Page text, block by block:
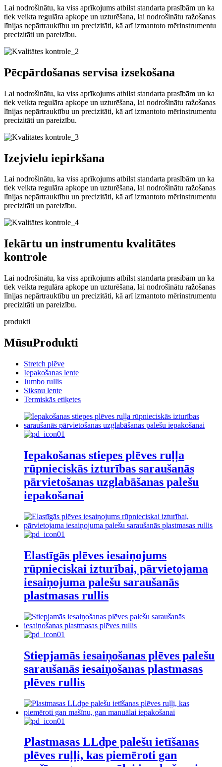
Lai nodrošinātu, ka viss aprīkojums atbilst standarta prasībām un ka
tiek veikta regulāra apkope un uzturēšana, lai nodrošinātu ražošanas
līnijas nepārtrauktību un precizitāti, kā arī izmantoto mērinstrumentu
precizitāti un pareizību.
Pēcpārdošanas servisa izsekošana
Lai nodrošinātu, ka viss aprīkojums atbilst standarta prasībām un ka
tiek veikta regulāra apkope un uzturēšana, lai nodrošinātu ražošanas
līnijas nepārtrauktību un precizitāti, kā arī izmantoto mērinstrumentu
precizitāti un pareizību.
Izejvielu iepirkšana
Lai nodrošinātu, ka viss aprīkojums atbilst standarta prasībām un ka
tiek veikta regulāra apkope un uzturēšana, lai nodrošinātu ražošanas
līnijas nepārtrauktību un precizitāti, kā arī izmantoto mērinstrumentu
precizitāti un pareizību.
Iekārtu un instrumentu kvalitātes
kontrole
Lai nodrošinātu, ka viss aprīkojums atbilst standarta prasībām un ka
tiek veikta regulāra apkope un uzturēšana, lai nodrošinātu ražošanas
līnijas nepārtrauktību un precizitāti, kā arī izmantoto mērinstrumentu
precizitāti un pareizību.
produkti
MūsuProdukti
Stretch plēve
Iepakošanas lente
Jumbo rullis
Siksnu lente
Termiskās etiķetes
Iepakošanas stiepes plēves ruļļa
rūpnieciskās izturības saraušanās
pārvietošanas uzglabāšanas palešu
iepakošanai
Elastīgās plēves iesaiņojums
rūpnieciskai izturībai, pārvietojama
iesaiņojuma palešu saraušanās
plastmasas rullis
Stiepjamās iesaiņošanas plēves palešu
saraušanās iesaiņošanas plastmasas
plēves rullis
Plastmasas LLdpe palešu ietīšanas
plēves ruļļi, kas piemēroti gan